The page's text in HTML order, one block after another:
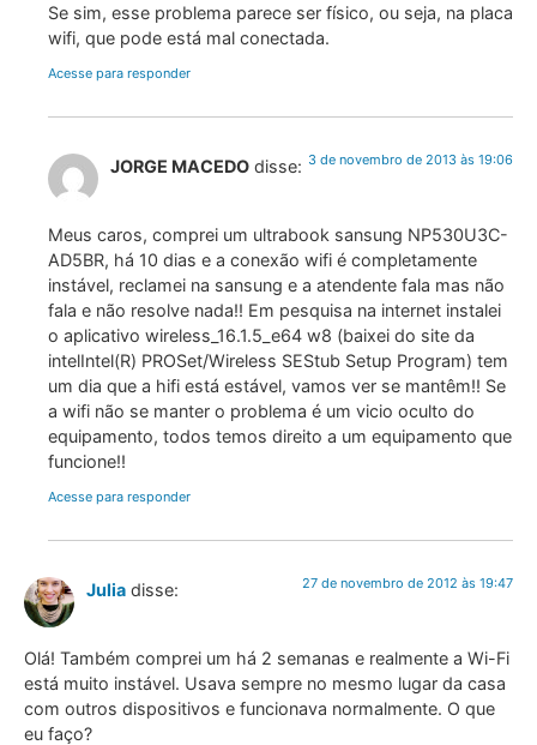
Se sim, esse problema parece ser físico, ou seja, na placa
wifi, que pode está mal conectada.
Acesse para responder
JORGE MACEDO disse: 3 de novembro de 2013 às 19:06
Meus caros, comprei um ultrabook sansung NP530U3C-
AD5BR, há 10 dias e a conexão wifi é completamente
instável, reclamei na sansung e a atendente fala mas não
fala e não resolve nada!! Em pesquisa na internet instalei
o aplicativo wireless_16.1.5_e64 w8 (baixei do site da
intelIntel(R) PROSet/Wireless SEStub Setup Program) tem
um dia que a hifi está estável, vamos ver se mantêm!! Se
a wifi não se manter o problema é um vicio oculto do
equipamento, todos temos direito a um equipamento que
funcione!!
Acesse para responder
Julia disse: 27 de novembro de 2012 às 19:47
Olá! Também comprei um há 2 semanas e realmente a Wi-Fi
está muito instável. Usava sempre no mesmo lugar da casa
com outros dispositivos e funcionava normalmente. O que
eu faço?